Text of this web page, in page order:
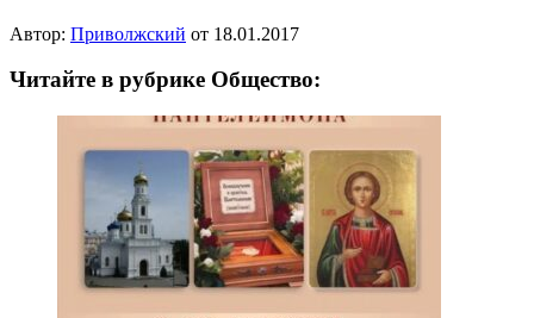
Автор: Приволжский от 18.01.2017
Читайте в рубрике Общество: